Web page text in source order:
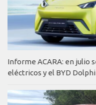
Informe ACARA: en julio
eléctricos y el BYD